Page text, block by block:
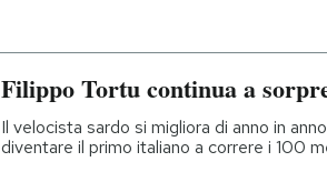
Filippo Tortu continua a
Il velocista sardo si migliora di anno in
diventare il primo italiano a correre i 100